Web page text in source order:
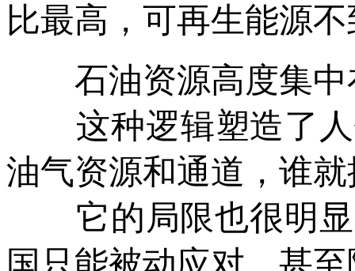
比最高，可再生能源
石油资源高度集中
这种逻辑塑造了人
油气资源和通道，谁
它的局限也很明显
国只能被动应对，甚